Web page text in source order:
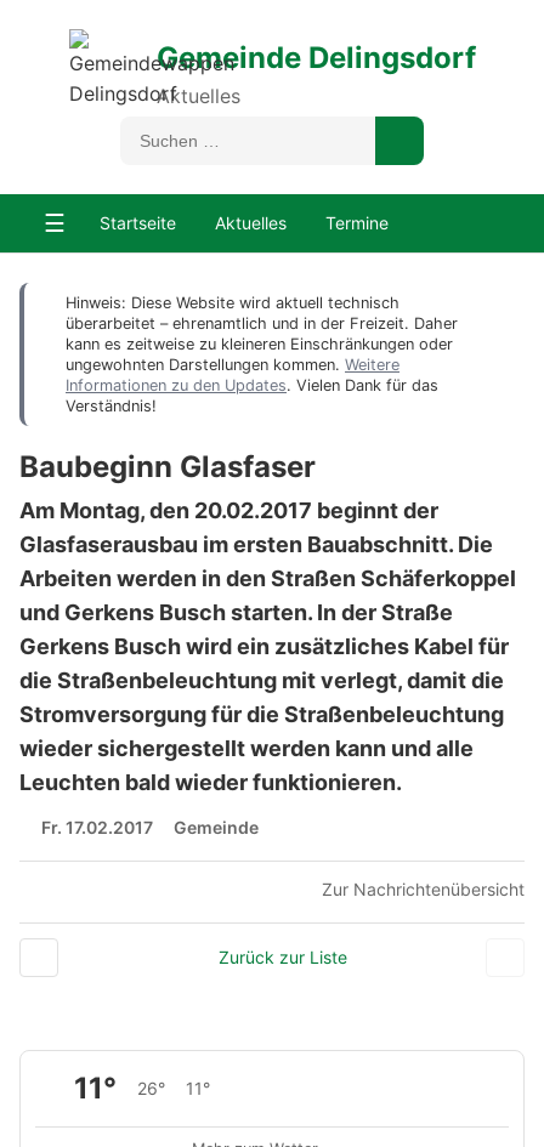
Gemeinde Delingsdorf
Aktuelles
☰ Startseite Aktuelles Termine
Hinweis: Diese Website wird aktuell technisch
überarbeitet – ehrenamtlich und in der Freizeit. Daher
kann es zeitweise zu kleineren Einschränkungen oder
ungewohnten Darstellungen kommen. Weitere
Informationen zu den Updates. Vielen Dank für das
Verständnis!
Baubeginn Glasfaser
Am Montag, den 20.02.2017 beginnt der
Glasfaserausbau im ersten Bauabschnitt. Die
Arbeiten werden in den Straßen Schäferkoppel
und Gerkens Busch starten. In der Straße
Gerkens Busch wird ein zusätzliches Kabel für
die Straßenbeleuchtung mit verlegt, damit die
Stromversorgung für die Straßenbeleuchtung
wieder sichergestellt werden kann und alle
Leuchten bald wieder funktionieren.
Fr. 17.02.2017 Gemeinde
Zur Nachrichtenübersicht
Zurück zur Liste
11° 26° 11°